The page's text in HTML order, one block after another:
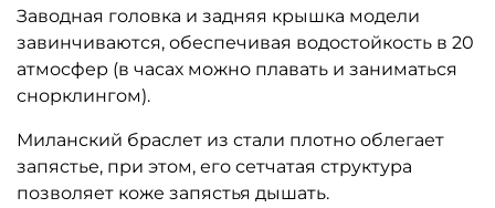
Заводная головка и задняя крышка модели
завинчиваются, обеспечивая водостойкость в 20
атмосфер (в часах можно плавать и заниматься
снорклингом).
Миланский браслет из стали плотно облегает
запястье, при этом, его сетчатая структура
позволяет коже запястья дышать.